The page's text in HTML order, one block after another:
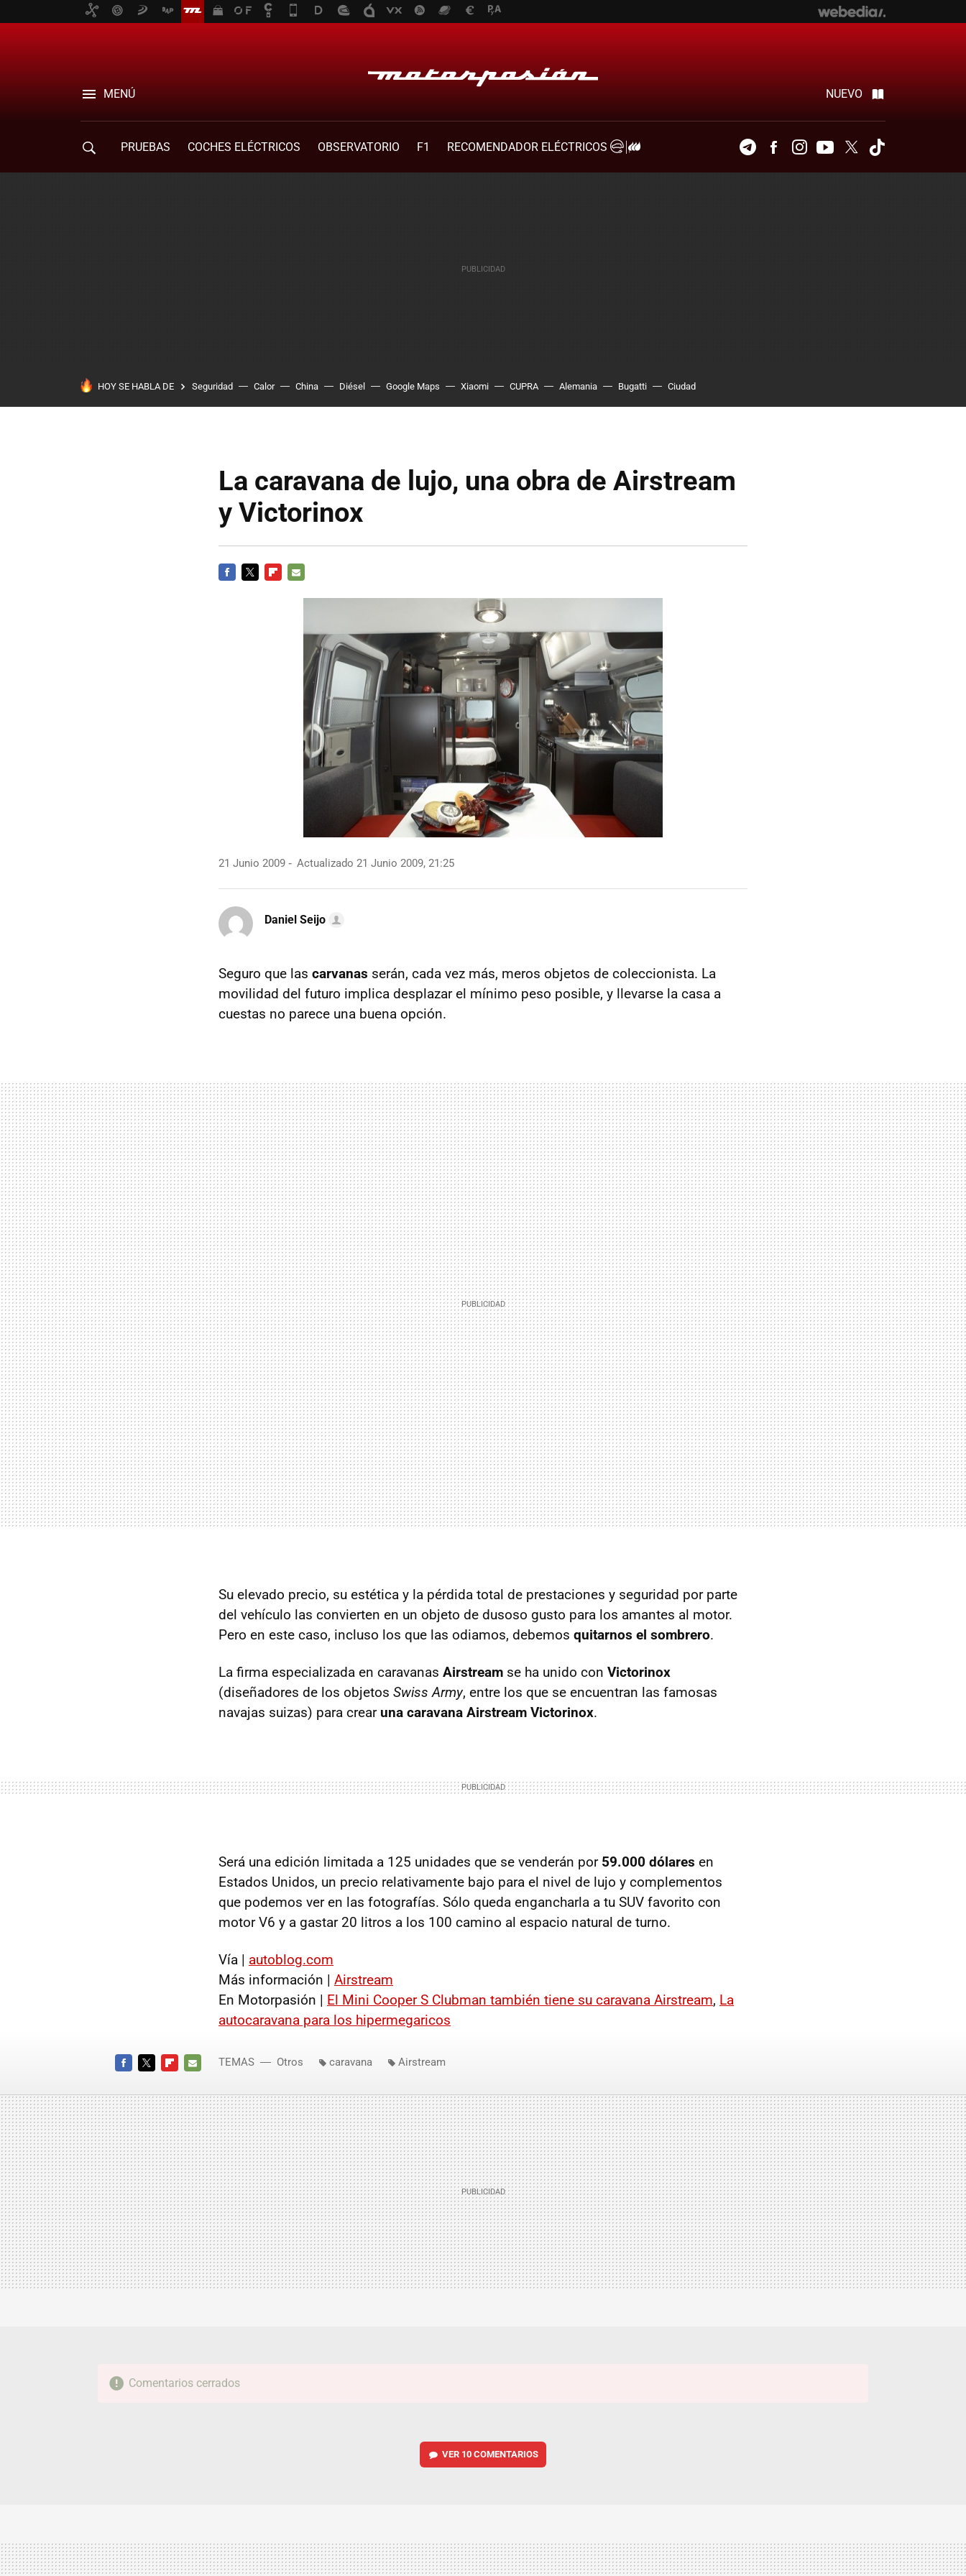
MENÚ NUEVO
PRUEBAS COCHES ELÉCTRICOS OBSERVATORIO F1
RECOMENDADOR ELÉCTRICOS
TelegramFacebookInstagramYoutubeTwitter
HOY SE HABLA DE Seguridad Calor China Diésel Google Maps Xiaomi CUPRA Alemania Bugatti Ciudad
La caravana de lujo, una obra de Airstream
y Victorinox
21 Junio 2009 Actualizado 21 Junio 2009, 21:25
Daniel Seijo
Seguro que las carvanas serán, cada vez más, meros objetos de coleccionista. La
movilidad del futuro implica desplazar el mínimo peso posible, y llevarse la casa a
cuestas no parece una buena opción.
Su elevado precio, su estética y la pérdida total de prestaciones y seguridad por parte
del vehículo las convierten en un objeto de dusoso gusto para los amantes al motor.
Pero en este caso, incluso los que las odiamos, debemos quitarnos el sombrero.
La firma especializada en caravanas Airstream se ha unido con Victorinox
(diseñadores de los objetos Swiss Army, entre los que se encuentran las famosas
navajas suizas) para crear una caravana Airstream Victorinox.
Será una edición limitada a 125 unidades que se venderán por 59.000 dólares en
Estados Unidos, un precio relativamente bajo para el nivel de lujo y complementos
que podemos ver en las fotografías. Sólo queda engancharla a tu SUV favorito con
motor V6 y a gastar 20 litros a los 100 camino al espacio natural de turno.
Vía | autoblog.com
Más información | Airstream
En Motorpasión | El Mini Cooper S Clubman también tiene su caravana Airstream, La
autocaravana para los hipermegaricos
MAIL
TEMAS Otros caravana Airstream
Comentarios cerrados
VER 10 COMENTARIOS